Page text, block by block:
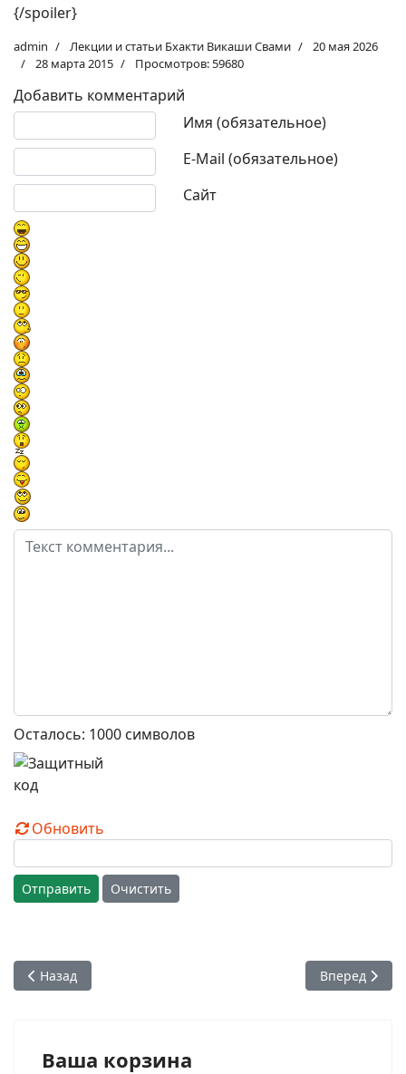
{/spoiler}
admin Лекции и статьи Бхакти Викаши Свами
20 мая 2026
28 марта 2015
Просмотров: 59680
Добавить комментарий
Имя (обязательное)
E-Mail (обязательное)
Сайт
Осталось: 1000 символов
Обновить
Отправить Очистить
Предыдущий: Бхакти Викаша Свами - Кришна в одиночку
Назад Следующий:
Вперед
Ваша корзина